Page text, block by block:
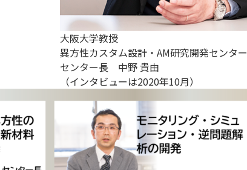
大阪大学教授
異方性カスタム設計・AM研究開発センター
センター長 中野 貴由
（インタビューは2020年10月）